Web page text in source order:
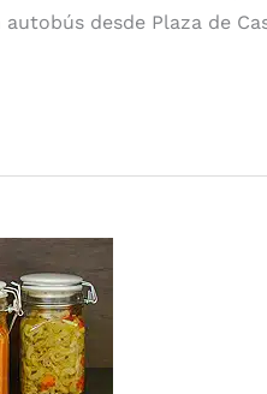
autobús desde Plaza de